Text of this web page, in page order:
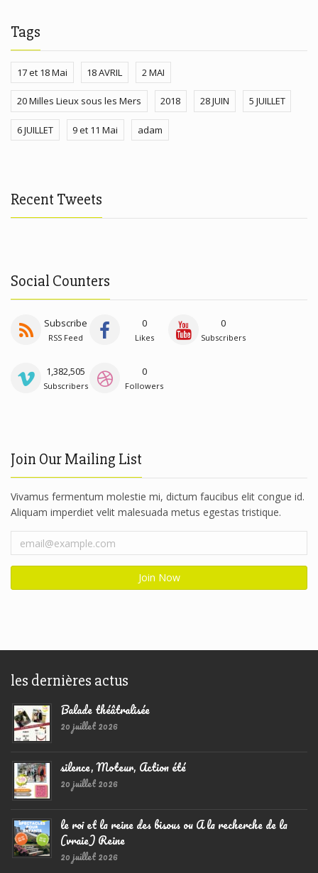
Tags
17 et 18 Mai 18 AVRIL 2 MAI
20 Milles Lieux sous les Mers 2018 28 JUIN 5 JUILLET
6 JUILLET 9 et 11 Mai adam
Recent Tweets
Social Counters
Subscribe
RSS Feed
0
Likes
0
Subscribers
1,382,505
Subscribers
0
Followers
Join Our Mailing List
Vivamus fermentum molestie mi, dictum faucibus elit congue id.
Aliquam imperdiet velit malesuada metus egestas tristique.
les dernières actus
Balade théâtralisée
20 juillet 2026
silence, Moteur, Action été
20 juillet 2026
le roi et la reine des bisous ou A la recherche de la
(vraie) Reine
20 juillet 2026